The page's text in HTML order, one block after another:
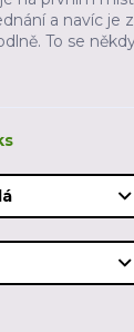
a navíc je
To se